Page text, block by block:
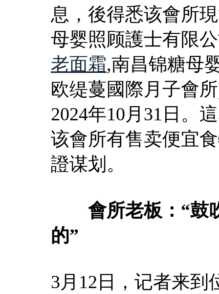
息，後得悉该會所
母婴照顾護士有限
老面霜,南昌锦糖母
欧缇蔓國際月子會
2024年10月31日。
该會所有售卖便宜
證谋划。
會所老板：“鼓吹
的”
3月12日，记者来到